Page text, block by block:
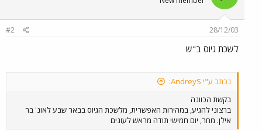
28/12/03
#2
לשכת גיוס ב"ש
נכתב ע"י AndreyS:
בקשת הכוונה
ברצוני להגיע, במהירות האפשרית, מלשכת הגיוס בבאר שבע לאונ' בר
אילן. מחר, יום חמישי תודה מראש לעונים